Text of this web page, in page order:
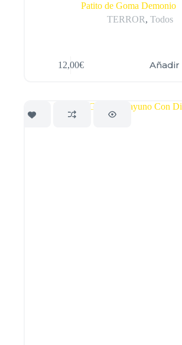
Patito de Goma Demonio
TERROR,Todos
12,00€ Añadir